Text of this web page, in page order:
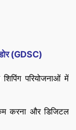
(GDSC)
परियोजनाओं में
करना और डिजिटल